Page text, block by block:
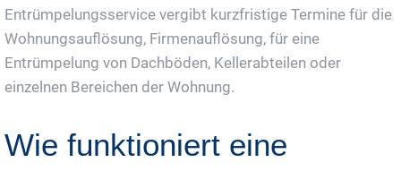
Entrümpelungsservice vergibt kurzfristige Termine für die
Wohnungsauflösung, Firmenauflösung, für eine
Entrümpelung von Dachböden, Kellerabteilen oder
einzelnen Bereichen der Wohnung.
Wie funktioniert eine